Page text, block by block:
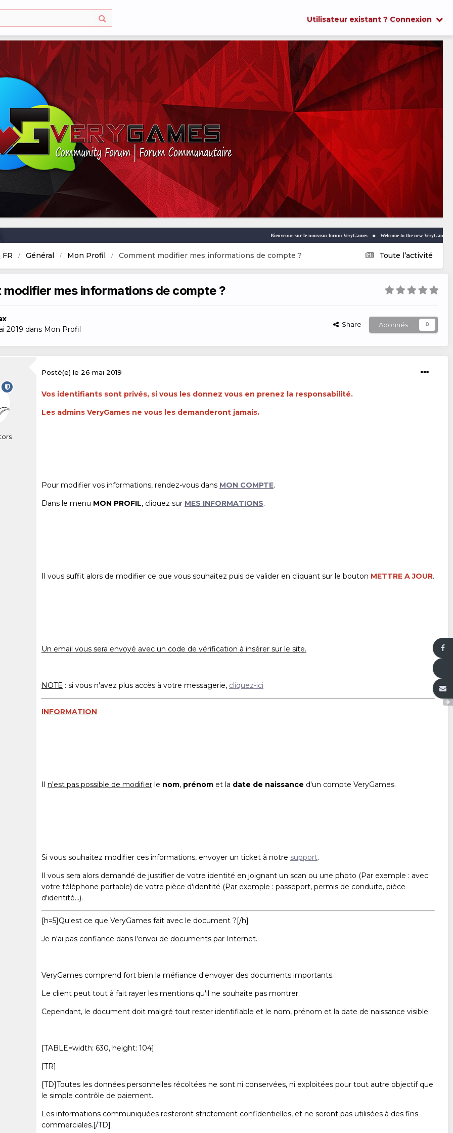
Utilisateur existant ? Connexion
Bienvenue sur le nouveau forum VeryGames Welcome to the new VeryGames forum
Toute l’activité
FR Général Mon Profil Comment modifier mes informations de compte ?
modifier mes informations de compte ?
2019 dans Mon Profil
Share Abonnés 0
Posté(e) le 26 mai 2019
Vos identifiants sont privés, si vous les donnez vous en prenez la responsabilité.
Les admins VeryGames ne vous les demanderont jamais.
Pour modifier vos informations, rendez-vous dans MON COMPTE.
Dans le menu MON PROFIL, cliquez sur MES INFORMATIONS.
Il vous suffit alors de modifier ce que vous souhaitez puis de valider en cliquant sur le bouton METTRE A JOUR.
Un email vous sera envoyé avec un code de vérification à insérer sur le site.
NOTE : si vous n'avez plus accès à votre messagerie, cliquez-ici
INFORMATION
n'est pas possible de modifier le nom, prénom et la date de naissance d'un compte VeryGames.
Si vous souhaitez modifier ces informations, envoyer un ticket à notre support.
Il vous sera alors demandé de justifier de votre identité en joignant un scan ou une photo (Par exemple : avec
votre téléphone portable) de votre pièce d'identité (Par exemple : passeport, permis de conduite, pièce
d'identité...).
[h=5]Qu'est ce que VeryGames fait avec le document ?[/h]
Je n'ai pas confiance dans l'envoi de documents par Internet.
VeryGames comprend fort bien la méfiance d'envoyer des documents importants.
Le client peut tout à fait rayer les mentions qu'il ne souhaite pas montrer.
Cependant, le document doit malgré tout rester identifiable et le nom, prénom et la date de naissance visible.
[TABLE=width: 630, height: 104]
[TR]
[TD]Toutes les données personnelles récoltées ne sont ni conservées, ni exploitées pour tout autre objectif que
le simple contrôle de paiement.
Les informations communiquées resteront strictement confidentielles, et ne seront pas utilisées à des fins
commerciales.[/TD]